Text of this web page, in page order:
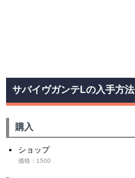
サバイヴガンテLの入手方法
購入
ショップ
価格：1500